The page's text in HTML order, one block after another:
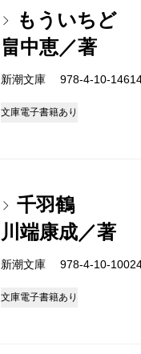
もういちど
畠中恵／著
新潮文庫 978-4-10-
文庫電子書籍あり
千羽鶴
川端康成／著
新潮文庫 978-4-10-
文庫電子書籍あり